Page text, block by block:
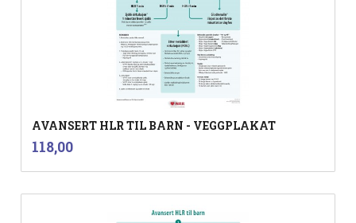
AVANSERT HLR TIL BARN - VEGGPLAKAT
Pris
118,00